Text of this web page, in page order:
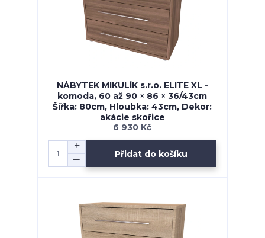
NÁBYTEK MIKULÍK s.r.o. ELITE XL -
komoda, 60 až 90 × 86 × 36/43cm
Šířka: 80cm, Hloubka: 43cm, Dekor:
akácie skořice
6 930 Kč
Přidat do košíku